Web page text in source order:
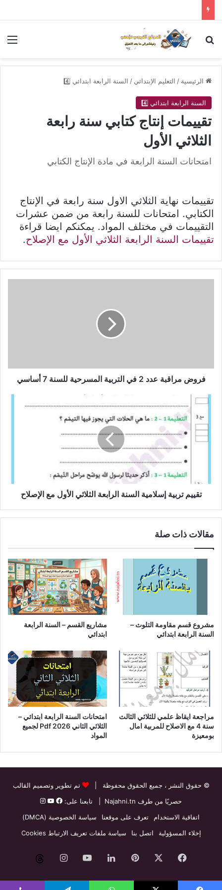
بحث عن
الرئيسية / التعليم الإبتدائي / السنة الرابعة ابتدائي 4️⃣
السنة الرابعة ابتدائي 4️⃣
تقييمات إنتاج كتابي سنة رابعة
الثلاثي الأول
امتحانات السنة الرابعة في مادة الإنتاج الكتابي
تقييمات نهاية الثلاثي الاول سنة رابعة في الإنتاج
الكتابي. امتحانات للسنة رابعة من ضمن عشرات
التقييمات في مختلف المواد. يمكنكم ايضا قراءة
تقييمات السنة الرابعة الثلاثي الأول مع الإصلاح.
7
أساسي
فروض مراقبة عدد 2 في التربية المسرحية للسنة 7 أساسي
تقييم
إسلامية
السنة
الرابعة
الإصلاح
تقييم تربية إسلامية السنة الرابعة الثلاثي الأول مع الإصلاح
مقالات ذات صلة
مشروع قسم مقاومة التلوث –
السنة الرابعة ابتدائي
مشاريع القسم – السنة الرابعة
ابتدائي
مراجعة ايقاظ علمي للثلاثي الثالث
سنة 4 مع الاصلاح للمربية امال
بومعيزة
امتحانات السنة الرابعة ابتدائي –
الثلاثي الثاني Pdf 2026 لجميع
المواد
© حقوق النشر ، جميع الحقوق محفوظة |
تم تطوير وتصميم القالب
حصريًا من طرف Najahni.tn | تابعنا على:
اتفاقية الاستخدام
تعرف على موقعنا
سياسة الخصوصية (DMCA)
إخلاء المسؤولية
اتصل بنا سياسة ملفات تعريف الارتباط Cookies
فيسبوك بينتيريستلينكدإن‫YouTubeانستقرام